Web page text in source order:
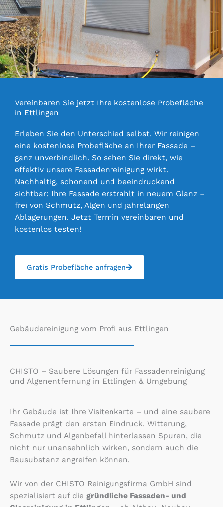
Vereinbaren Sie jetzt Ihre kostenlose Probefläche
in Ettlingen
Erleben Sie den Unterschied selbst. Wir reinigen
eine kostenlose Probefläche an Ihrer Fassade –
ganz unverbindlich. So sehen Sie direkt, wie
effektiv unsere Fassadenreinigung wirkt.
Nachhaltig, schonend und beeindruckend
sichtbar: Ihre Fassade erstrahlt in neuem Glanz –
frei von Schmutz, Algen und jahrelangen
Ablagerungen. Jetzt Termin vereinbaren und
kostenlos testen!
Gratis Probefläche anfragen
Gebäudereinigung vom Profi aus Ettlingen
CHISTO – Saubere Lösungen für Fassadenreinigung
und Algenentfernung in Ettlingen & Umgebung
Ihr Gebäude ist Ihre Visitenkarte – und eine saubere
Fassade prägt den ersten Eindruck. Witterung,
Schmutz und Algenbefall hinterlassen Spuren, die
nicht nur unansehnlich wirken, sondern auch die
Bausubstanz angreifen können.
Wir von der CHISTO Reinigungsfirma GmbH sind
spezialisiert auf die gründliche Fassaden- und